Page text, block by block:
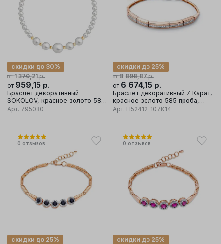
от 1 370,21р.
скидки до 30%
от 959,15 р.
Браслет декоративный
SOKOLOV, красное золото 585
проба, вставка жемчуг
Арт. 795080
от 8 898,87р.
скидки до 25%
от 6 674,15 р.
Браслет декоративный 7 Карат,
красное золото 585 проба,
вставка бриллиант
Арт. П52412-107К14
0 отзывов
скидки до 25%
0 отзывов
скидки до 25%